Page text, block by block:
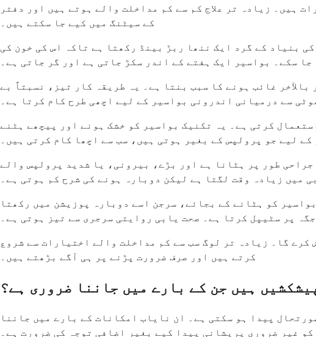
ہیں۔ زیادہ تر علاج کم سے کم مداخلت والے ہوتے ہیں اور دفتر
کے سیٹنگ میں کیے جا سکتے ہیں۔
بنیاد کے گرد ایک ننھا ربڑ بینڈ رکھتا ہے تاکہ اس کی خون کی
جا سکے۔ بواسیر ایک ہفتے کے اندر سکڑ جاتی ہے اور گر جاتی ہے۔
غائب ہونے کا سبب بنتا ہے۔ یہ طریقہ کار تیز، نسبتاً بے
سے درمیانی اندرونی بواسیر کے لیے اچھی طرح کام کرتا ہے۔
کرتی ہے۔ یہ تکنیک بواسیر کو خشک ہونے اور پیچھے ہٹنے
لیے جو پرولپس کے بغیر ہوتی ہیں، سب سے اچھا کام کرتی ہیں۔
طور پر ہٹانا ہے اور بڑے، بیرونی، یا شدید پرولپس والے
میں زیادہ وقت لگتا ہے لیکن دوبارہ ہونے کی شرح کم ہوتی ہے۔
کو ہٹانے کے بجائے، سرجن اسے دوبارہ پوزیشن میں رکھتا
پر سٹیپل کرتا ہے۔ صحت یابی روایتی سرجری سے تیز ہوتی ہے۔
کرے گا۔ زیادہ تر لوگ سب سے کم مداخلت والے اختیارات سے شروع
کرتے ہیں اور صرف ضرورت پڑنے پر ہی آگے بڑھتے ہیں۔
ہیں جن کے بارے میں جاننا ضروری ہے؟
پیدا ہو سکتی ہے۔ ان نایاب امکانات کے بارے میں جاننا
غیر ضروری پریشانی پیدا کیے بغیر اضافی توجہ کی ضرورت ہے۔